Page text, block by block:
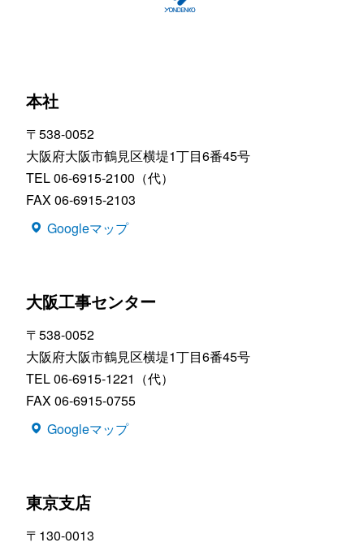
本社
〒538-0052
大阪府大阪市鶴見区横堤1丁目6番45号
TEL 06-6915-2100（代）
FAX 06-6915-2103
Googleマップ
大阪工事センター
〒538-0052
大阪府大阪市鶴見区横堤1丁目6番45号
TEL 06-6915-1221（代）
FAX 06-6915-0755
Googleマップ
東京支店
〒130-0013